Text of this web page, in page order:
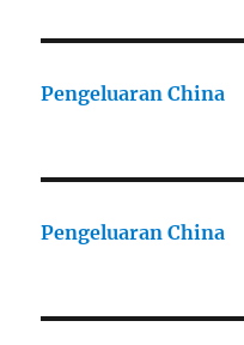
Pengeluaran China
Pengeluaran China